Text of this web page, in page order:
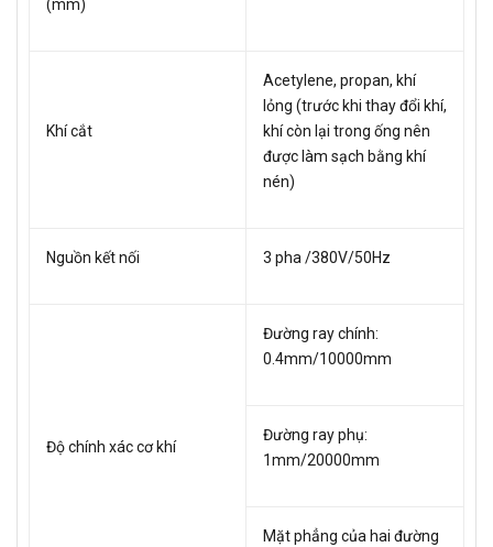
(mm)
Khí cắt
Acetylene, propan, khí
lỏng (trước khi thay đổi khí,
khí còn lại trong ống nên
được làm sạch bằng khí
nén)
Nguồn kết nối 3 pha /380V/50Hz
Độ chính xác cơ khí
Đường ray chính:
0.4mm/10000mm
Đường ray phụ:
1mm/20000mm
Mặt phẳng của hai đường